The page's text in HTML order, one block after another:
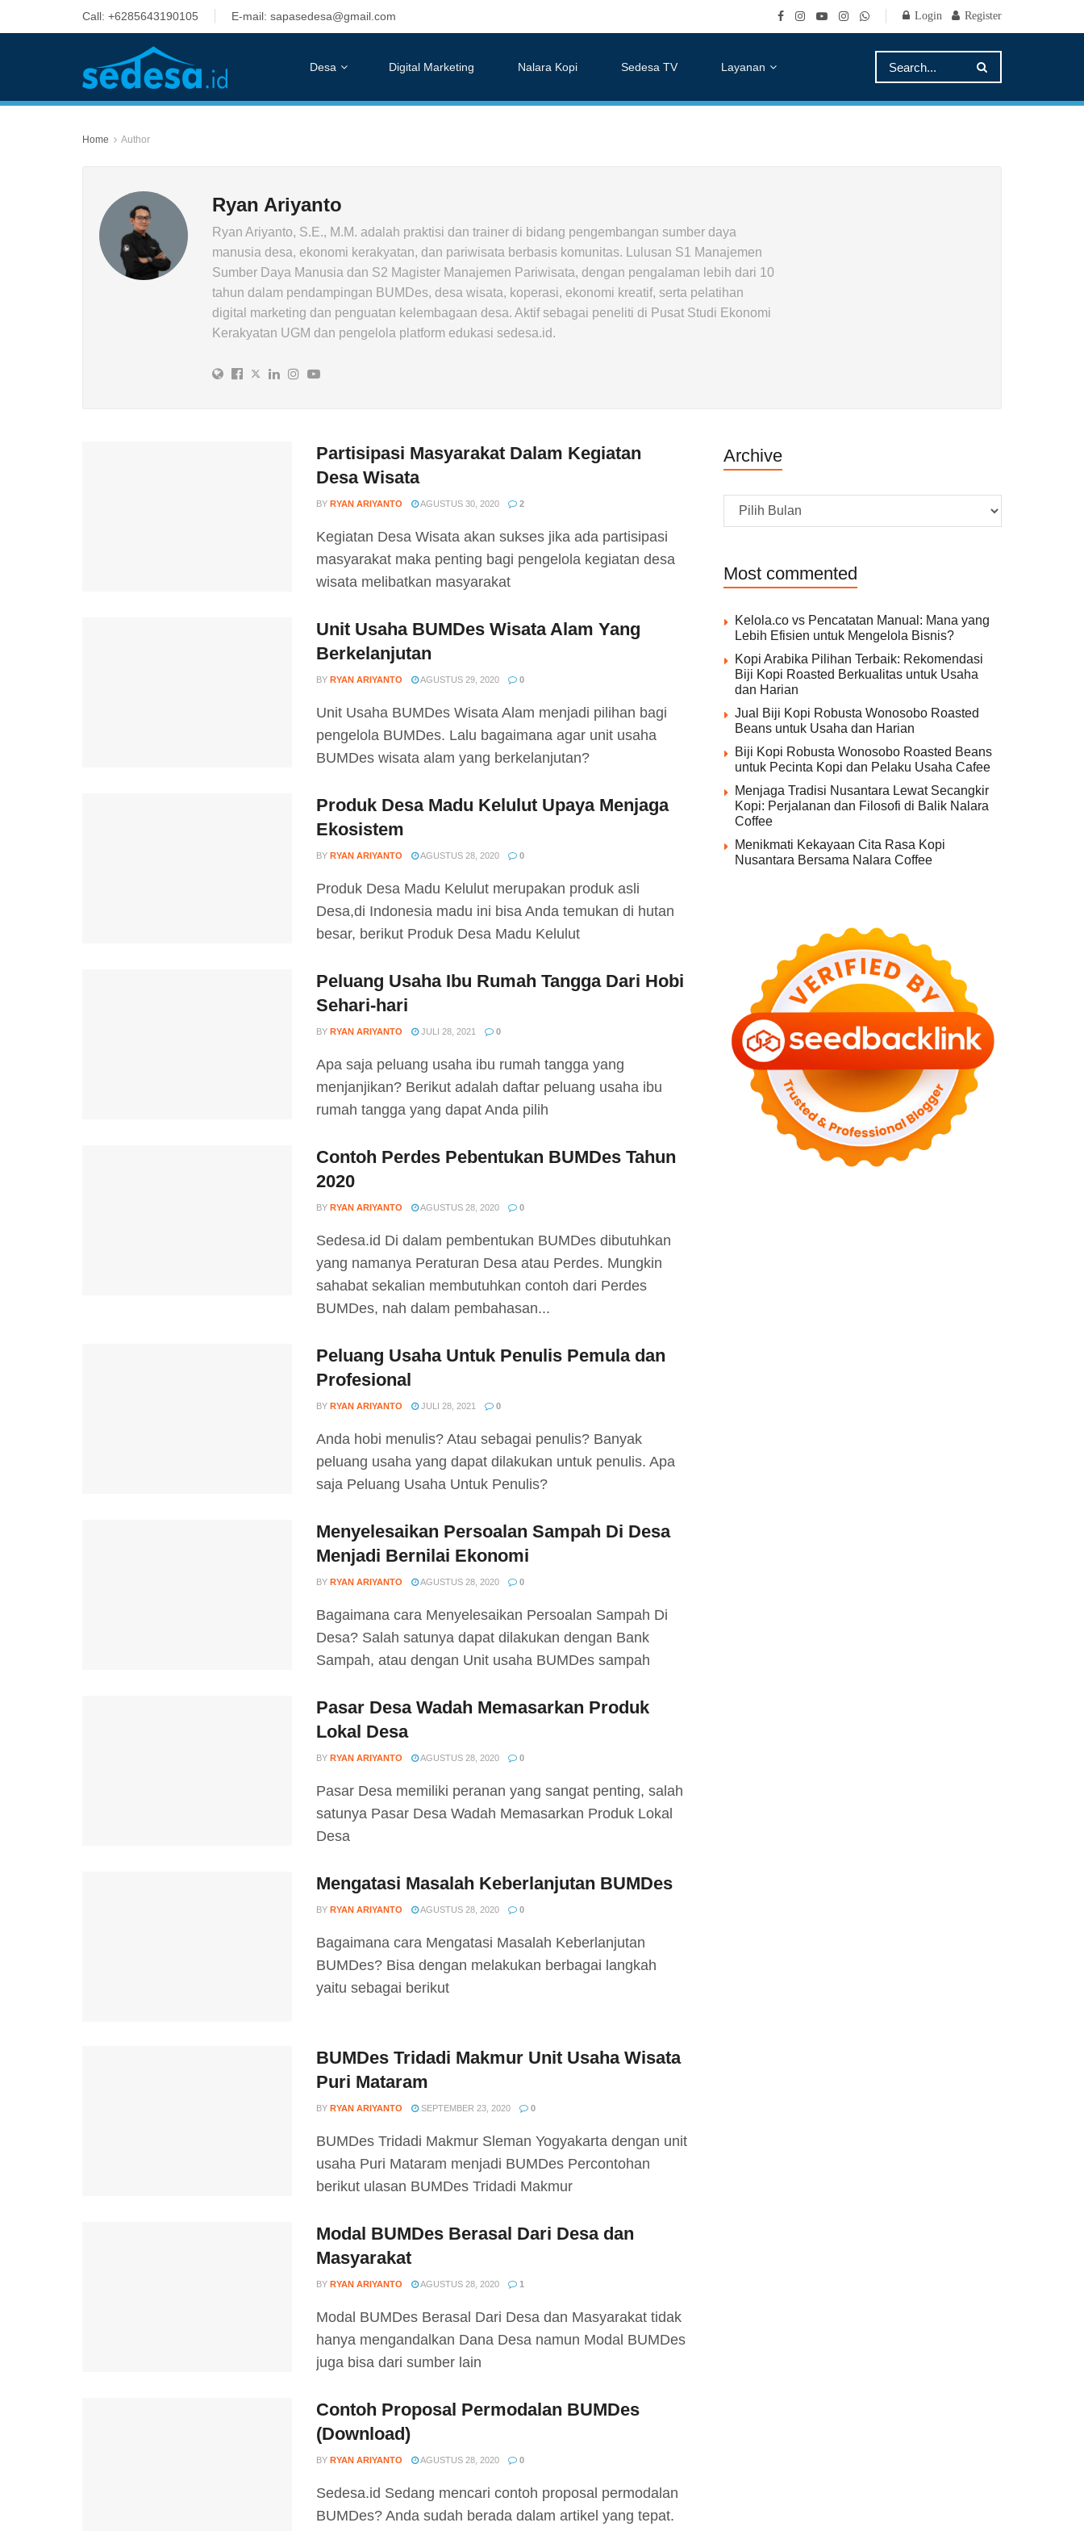
Call: +6285643190105 E-mail: sapasedesa@gmail.com Login Register
Desa Digital Marketing Nalara Kopi Sedesa TV Layanan
Home Author
Ryan Ariyanto
Ryan Ariyanto, S.E., M.M. adalah praktisi dan trainer di bidang pengembangan sumber daya
manusia desa, ekonomi kerakyatan, dan pariwisata berbasis komunitas. Lulusan S1 Manajemen
Sumber Daya Manusia dan S2 Magister Manajemen Pariwisata, dengan pengalaman lebih dari 10
tahun dalam pendampingan BUMDes, desa wisata, koperasi, ekonomi kreatif, serta pelatihan
digital marketing dan penguatan kelembagaan desa. Aktif sebagai peneliti di Pusat Studi Ekonomi
Kerakyatan UGM dan pengelola platform edukasi sedesa.id.
Partisipasi Masyarakat Dalam Kegiatan
Desa Wisata
BY RYAN ARIYANTO AGUSTUS 30, 2020 2
Kegiatan Desa Wisata akan sukses jika ada partisipasi
masyarakat maka penting bagi pengelola kegiatan desa
wisata melibatkan masyarakat
Unit Usaha BUMDes Wisata Alam Yang
Berkelanjutan
BY RYAN ARIYANTO AGUSTUS 29, 2020 0
Unit Usaha BUMDes Wisata Alam menjadi pilihan bagi
pengelola BUMDes. Lalu bagaimana agar unit usaha
BUMDes wisata alam yang berkelanjutan?
Produk Desa Madu Kelulut Upaya Menjaga
Ekosistem
BY RYAN ARIYANTO AGUSTUS 28, 2020 0
Produk Desa Madu Kelulut merupakan produk asli
Desa,di Indonesia madu ini bisa Anda temukan di hutan
besar, berikut Produk Desa Madu Kelulut
Peluang Usaha Ibu Rumah Tangga Dari Hobi
Sehari-hari
BY RYAN ARIYANTO JULI 28, 2021 0
Apa saja peluang usaha ibu rumah tangga yang
menjanjikan? Berikut adalah daftar peluang usaha ibu
rumah tangga yang dapat Anda pilih
Contoh Perdes Pebentukan BUMDes Tahun
2020
BY RYAN ARIYANTO AGUSTUS 28, 2020 0
Sedesa.id Di dalam pembentukan BUMDes dibutuhkan
yang namanya Peraturan Desa atau Perdes. Mungkin
sahabat sekalian membutuhkan contoh dari Perdes
BUMDes, nah dalam pembahasan...
Peluang Usaha Untuk Penulis Pemula dan
Profesional
BY RYAN ARIYANTO JULI 28, 2021 0
Anda hobi menulis? Atau sebagai penulis? Banyak
peluang usaha yang dapat dilakukan untuk penulis. Apa
saja Peluang Usaha Untuk Penulis?
Menyelesaikan Persoalan Sampah Di Desa
Menjadi Bernilai Ekonomi
BY RYAN ARIYANTO AGUSTUS 28, 2020 0
Bagaimana cara Menyelesaikan Persoalan Sampah Di
Desa? Salah satunya dapat dilakukan dengan Bank
Sampah, atau dengan Unit usaha BUMDes sampah
Pasar Desa Wadah Memasarkan Produk
Lokal Desa
BY RYAN ARIYANTO AGUSTUS 28, 2020 0
Pasar Desa memiliki peranan yang sangat penting, salah
satunya Pasar Desa Wadah Memasarkan Produk Lokal
Desa
Mengatasi Masalah Keberlanjutan BUMDes
BY RYAN ARIYANTO AGUSTUS 28, 2020 0
Bagaimana cara Mengatasi Masalah Keberlanjutan
BUMDes? Bisa dengan melakukan berbagai langkah
yaitu sebagai berikut
BUMDes Tridadi Makmur Unit Usaha Wisata
Puri Mataram
BY RYAN ARIYANTO SEPTEMBER 23, 2020 0
BUMDes Tridadi Makmur Sleman Yogyakarta dengan unit
usaha Puri Mataram menjadi BUMDes Percontohan
berikut ulasan BUMDes Tridadi Makmur
Modal BUMDes Berasal Dari Desa dan
Masyarakat
BY RYAN ARIYANTO AGUSTUS 28, 2020 1
Modal BUMDes Berasal Dari Desa dan Masyarakat tidak
hanya mengandalkan Dana Desa namun Modal BUMDes
juga bisa dari sumber lain
Contoh Proposal Permodalan BUMDes
(Download)
BY RYAN ARIYANTO AGUSTUS 28, 2020 0
Sedesa.id Sedang mencari contoh proposal permodalan
BUMDes? Anda sudah berada dalam artikel yang tepat.
Archive
Archive
Most commented
Kelola.co vs Pencatatan Manual: Mana yang
Lebih Efisien untuk Mengelola Bisnis?
Kopi Arabika Pilihan Terbaik: Rekomendasi
Biji Kopi Roasted Berkualitas untuk Usaha
dan Harian
Jual Biji Kopi Robusta Wonosobo Roasted
Beans untuk Usaha dan Harian
Biji Kopi Robusta Wonosobo Roasted Beans
untuk Pecinta Kopi dan Pelaku Usaha Cafee
Menjaga Tradisi Nusantara Lewat Secangkir
Kopi: Perjalanan dan Filosofi di Balik Nalara
Coffee
Menikmati Kekayaan Cita Rasa Kopi
Nusantara Bersama Nalara Coffee